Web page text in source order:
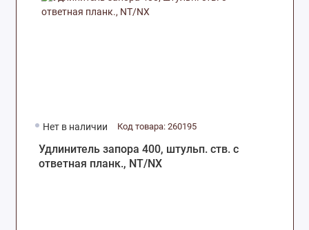
Нет в наличии Код товара: 260195
Удлинитель запора 400, штульп. ств. с
ответная планк., NT/NX